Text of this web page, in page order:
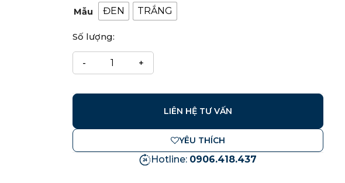
Mẫu ĐEN TRẮNG
Số lượng:
LIÊN HỆ TƯ VẤN
YÊU THÍCH
Hotline: 0906.418.437